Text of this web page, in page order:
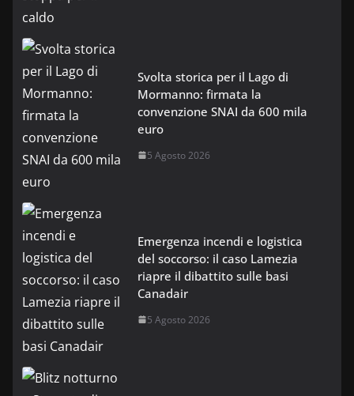
Svolta storica per il Lago di
Mormanno: firmata la
convenzione SNAI da 600 mila
euro
5 Agosto 2026
Emergenza incendi e logistica
del soccorso: il caso Lamezia
riapre il dibattito sulle basi
Canadair
5 Agosto 2026